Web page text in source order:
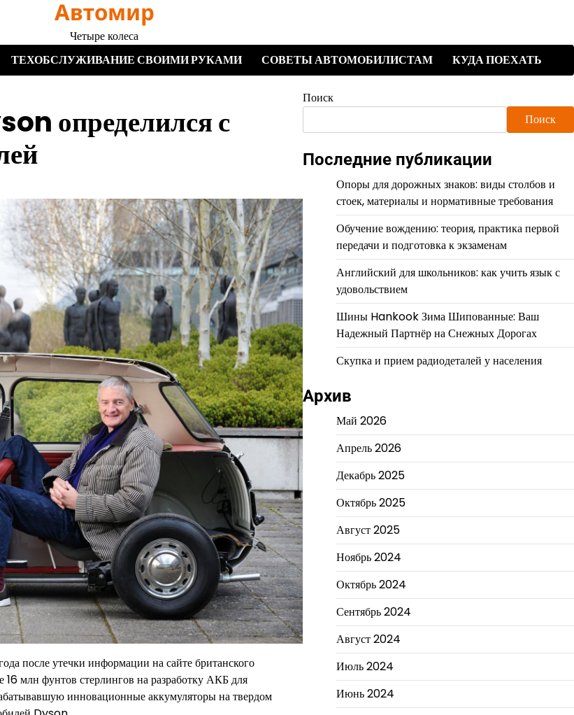
Автомир
Четыре колеса
ТЕХОБСЛУЖИВАНИЕ СВОИМИ РУКАМИ СОВЕТЫ АВТОМОБИЛИСТАМ КУДА ПОЕХАТЬ
определился с
после утечки информации на сайте британского
16 млн фунтов стерлингов на разработку АКБ для
инновационные аккумуляторы на твердом
Поиск
Поиск
Последние публикации
Опоры для дорожных знаков: виды столбов и
стоек, материалы и нормативные требования
Обучение вождению: теория, практика первой
передачи и подготовка к экзаменам
Английский для школьников: как учить язык с
удовольствием
Шины Hankook Зима Шипованные: Ваш
Надежный Партнёр на Снежных Дорогах
Скупка и прием радиодеталей у населения
Архив
Май 2026
Апрель 2026
Декабрь 2025
Октябрь 2025
Август 2025
Ноябрь 2024
Октябрь 2024
Сентябрь 2024
Август 2024
Июль 2024
Июнь 2024